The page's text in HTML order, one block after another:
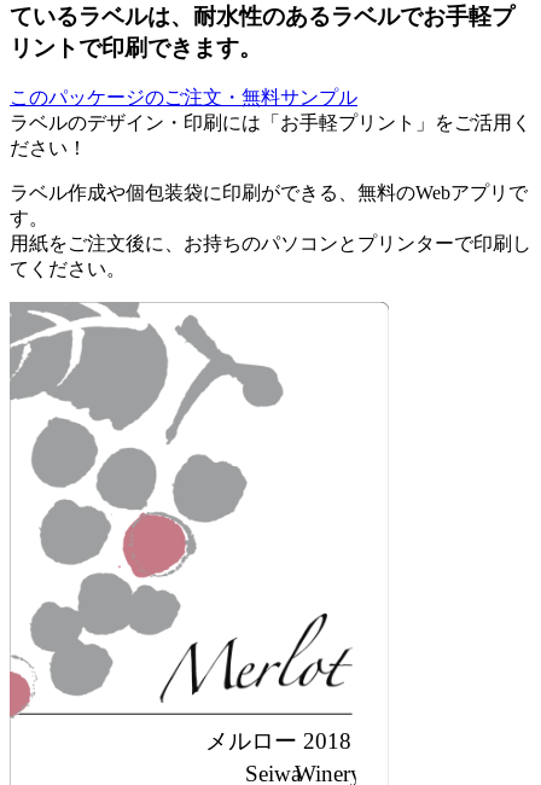
ているラベルは、耐水性のあるラベルでお手軽プ
リントで印刷できます。
このパッケージのご注文・無料サンプル
ラベルのデザイン・印刷には「お手軽プリント」をご活用く
ださい！
ラベル作成や個包装袋に印刷ができる、無料のWebアプリで
す。
用紙をご注文後に、お持ちのパソコンとプリンターで印刷し
てください。